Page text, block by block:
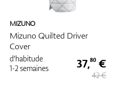
MIZUNO
Mizuno Quilted Driver
Cover
d'habitude
1-2 semaines
37,80 €
42 €